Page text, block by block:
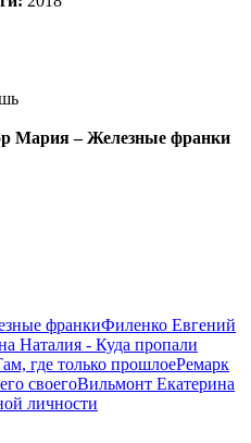
Мария – Железные франки
франкиФиленко Евгений
Наталия - Куда пропали
где только прошлоеРемарк
своегоВильмонт Екатерина
личности